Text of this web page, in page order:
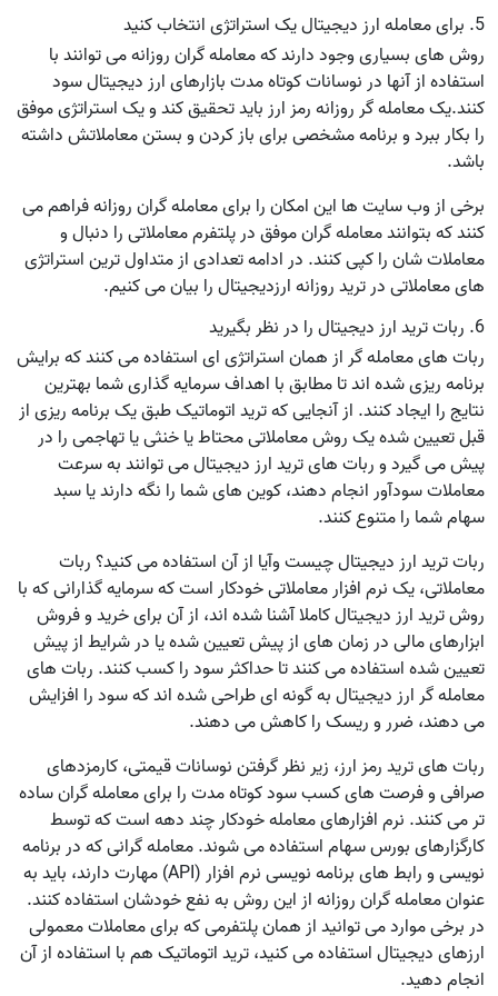
5. برای معامله ارز دیجیتال یک استراتژی انتخاب کنید
روش های بسیاری وجود دارند که معامله گران روزانه می توانند با
استفاده از آنها در نوسانات کوتاه مدت بازارهای ارز دیجیتال سود
کنند.یک معامله گر روزانه رمز ارز باید تحقیق کند و یک استراتژی موفق
را بکار ببرد و برنامه مشخصی برای باز کردن و بستن معاملاتش داشته
باشد.
برخی از وب سایت ها این امکان را برای معامله گران روزانه فراهم می
کنند که بتوانند معامله گران موفق در پلتفرم معاملاتی را دنبال و
معاملات شان را کپی کنند. در ادامه تعدادی از متداول ترین استراتژی
های معاملاتی در ترید روزانه ارزدیجیتال را بیان می کنیم.
6. ربات ترید ارز دیجیتال را در نظر بگیرید
ربات های معامله گر از همان استراتژی ای استفاده می کنند که برایش
برنامه ریزی شده اند تا مطابق با اهداف سرمایه گذاری شما بهترین
نتایج را ایجاد کنند. از آنجایی که ترید اتوماتیک طبق یک برنامه ریزی از
قبل تعیین شده یک روش معاملاتی محتاط یا خنثی یا تهاجمی را در
پیش می گیرد و ربات های ترید ارز دیجیتال می توانند به سرعت
معاملات سودآور انجام دهند، کوین های شما را نگه دارند یا سبد
سهام شما را متنوع کنند.
ربات ترید ارز دیجیتال چیست وآیا از آن استفاده می کنید؟ ربات
معاملاتی، یک نرم افزار معاملاتی خودکار است که سرمایه گذارانی که با
روش ترید ارز دیجیتال کاملا آشنا شده اند، از آن برای خرید و فروش
ابزارهای مالی در زمان های از پیش تعیین شده یا در شرایط از پیش
تعیین شده استفاده می کنند تا حداکثر سود را کسب کنند. ربات های
معامله گر ارز دیجیتال به گونه ای طراحی شده اند که سود را افزایش
می دهند، ضرر و ریسک را کاهش می دهند.
ربات های ترید رمز ارز، زیر نظر گرفتن نوسانات قیمتی، کارمزدهای
صرافی و فرصت های کسب سود کوتاه مدت را برای معامله گران ساده
تر می کنند. نرم افزارهای معامله خودکار چند دهه است که توسط
کارگزارهای بورس سهام استفاده می شوند. معامله گرانی که در برنامه
نویسی و رابط های برنامه نویسی نرم افزار (API) مهارت دارند، باید به
عنوان معامله گران روزانه از این روش به نفع خودشان استفاده کنند.
در برخی موارد می توانید از همان پلتفرمی که برای معاملات معمولی
ارزهای دیجیتال استفاده می کنید، ترید اتوماتیک هم با استفاده از آن
انجام دهید.